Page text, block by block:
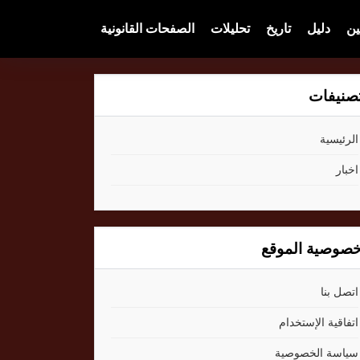
دليل تاريخ تحليلات الصفحات القانونية
الرئيسية
اخبار
الموقع
اتصل بنا
اتفاقية الإستخدام
سياسة الخصوصية